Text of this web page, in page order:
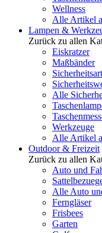
Wellness
Alle Artikel
Lampen &
Zurück zu allen
Eiskratzer
Maßbänder
Alle
Werkzeuge
Alle Artikel
Outdoor & Freizeit
Zurück zu allen
Auto und
Alle Auto
Ferngläser
Frisbees
Garten